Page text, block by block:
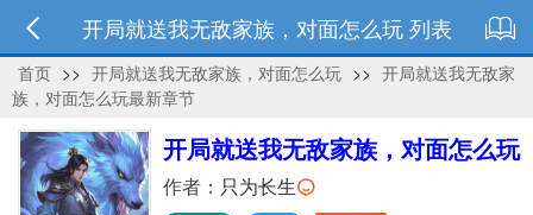
开局就送我无敌家族，对面怎么玩 列表
首页 >> 开局就送我无敌家族，对面怎么玩 >> 开局就送我无敌家
族，对面怎么玩最新章节
开局就送我无敌家族，对面怎么玩
作者： 只为长生